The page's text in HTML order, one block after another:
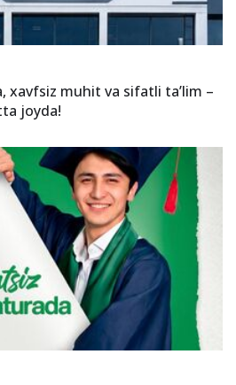
xavfsiz muhit va sifatli ta’lim –
joyda!